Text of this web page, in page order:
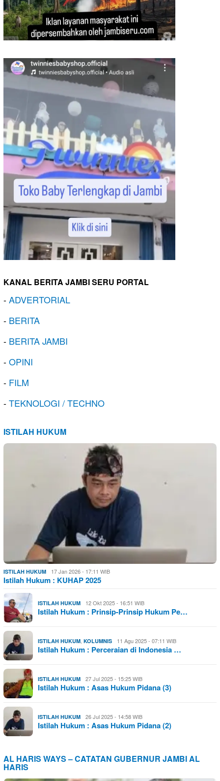
KANAL BERITA JAMBI SERU PORTAL
-ADVERTORIAL
- BERITA
- BERITA JAMBI
-OPINI
- FILM
-TEKNOLOGI / TECHNO
ISTILAH HUKUM
ISTILAH HUKUM 17 Jan 2026 - 17:11 WIB
Istilah Hukum : KUHAP 2025
ISTILAH HUKUM 12 Okt 2025 - 16:51 WIB
Istilah Hukum : Prinsip-Prinsip Hukum Pe…
ISTILAH HUKUM, KOLUMNIS 11 Agu 2025 - 07:11 WIB
Istilah Hukum : Perceraian di Indonesia …
ISTILAH HUKUM 27 Jul 2025 - 15:25 WIB
Istilah Hukum : Asas Hukum Pidana (3)
ISTILAH HUKUM 26 Jul 2025 - 14:58 WIB
Istilah Hukum : Asas Hukum Pidana (2)
AL HARIS WAYS – CATATAN GUBERNUR JAMBI AL
HARIS